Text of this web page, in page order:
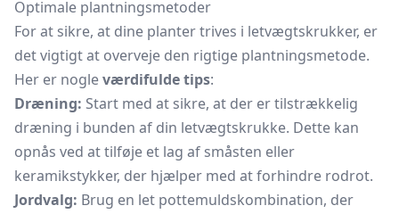
Optimale plantningsmetoder
For at sikre, at dine planter trives i letvægtskrukker, er
det vigtigt at overveje den rigtige plantningsmetode.
Her er nogleværdifulde tips:
Dræning: Start med at sikre, at der er tilstrækkelig
dræning i bunden af din letvægtskrukke. Dette kan
opnås ved at tilføje et lag af småsten eller
keramikstykker, der hjælper med at forhindre rodrot.
Jordvalg: Brug en let pottemuldskombination, der